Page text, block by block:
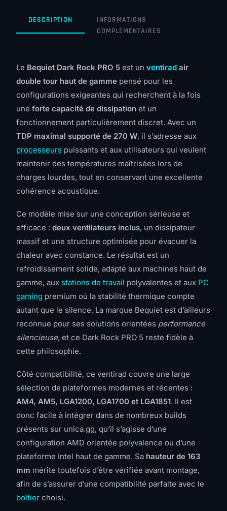
DESCRIPTION
INFORMATIONS
COMPLÉMENTAIRES
Le Bequiet Dark Rock PRO 5 est un ventirad air
double tour haut de gamme pensé pour les
configurations exigeantes qui recherchent à la fois
une forte capacité de dissipation et un
fonctionnement particulièrement discret. Avec un
TDP maximal supporté de 270 W, il s’adresse aux
processeurs puissants et aux utilisateurs qui veulent
maintenir des températures maîtrisées lors de
charges lourdes, tout en conservant une excellente
cohérence acoustique.
Ce modèle mise sur une conception sérieuse et
efficace : deux ventilateurs inclus, un dissipateur
massif et une structure optimisée pour évacuer la
chaleur avec constance. Le résultat est un
refroidissement solide, adapté aux machines haut de
gamme, aux stations de travail polyvalentes et aux PC
gaming premium où la stabilité thermique compte
autant que le silence. La marque Bequiet est d’ailleurs
reconnue pour ses solutions orientées performance
silencieuse, et ce Dark Rock PRO 5 reste fidèle à
cette philosophie.
Côté compatibilité, ce ventirad couvre une large
sélection de plateformes modernes et récentes :
AM4, AM5, LGA1200, LGA1700 et LGA1851. Il est
donc facile à intégrer dans de nombreux builds
présents sur unica.gg, qu’il s’agisse d’une
configuration AMD orientée polyvalence ou d’une
plateforme Intel haut de gamme. Sa hauteur de 163
mm mérite toutefois d’être vérifiée avant montage,
afin de s’assurer d’une compatibilité parfaite avec le
boîtier choisi.